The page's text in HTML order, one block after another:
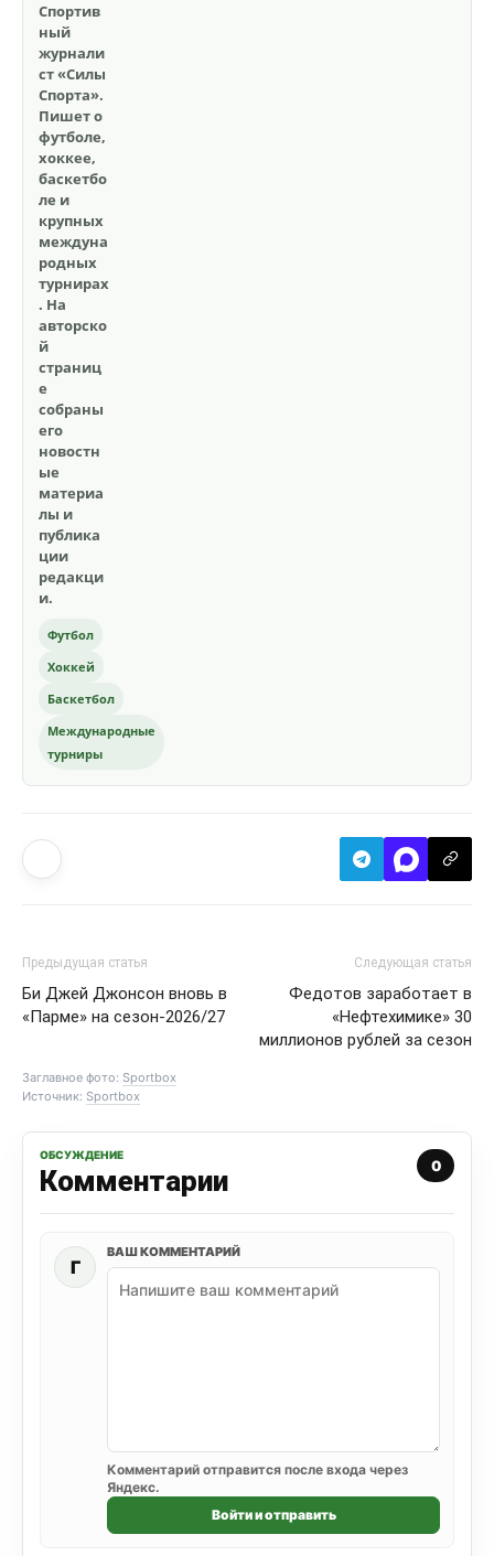
Спортив
ный
журнали
ст «Силы
Спорта».
Пишет о
футболе,
хоккее,
баскетбо
ле и
крупных
междуна
родных
турнирах
. На
авторско
й
страниц
е
собраны
его
новостн
ые
материа
лы и
публика
ции
редакци
и.
Футбол
Хоккей
Баскетбол
Международные
турниры
Предыдущая статья
Би Джей Джонсон вновь в
«Парме» на сезон-2026/27
Следующая статья
Федотов заработает в
«Нефтехимике» 30
миллионов рублей за сезон
Заглавное фото: Sportbox
Источник: Sportbox
ОБСУЖДЕНИЕ
Комментарии 0
Г
ВАШ КОММЕНТАРИЙ
Комментарий отправится после входа через
Яндекс.
Войти и отправить